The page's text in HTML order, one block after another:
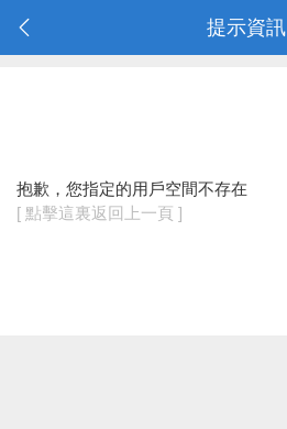
提示資訊
抱歉，您指定的用戶空間不存在
[ 點擊這裏返回上一頁 ]